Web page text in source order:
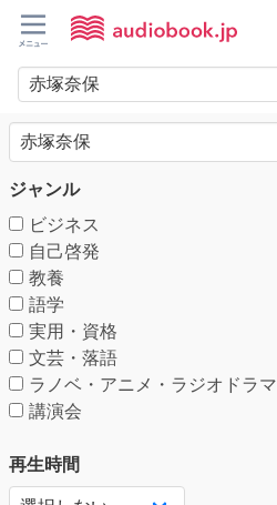
ジャンル
ビジネス
自己啓発
教養
語学
実用・資格
文芸・落語
ラノベ・アニメ・ラジオドラマ
講演会
再生時間